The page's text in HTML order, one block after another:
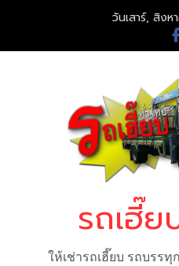
content
วันเสาร์, สิง
รถเฮี๊ย
ให้เช่ารถเฮี๊ยบ รถบรร